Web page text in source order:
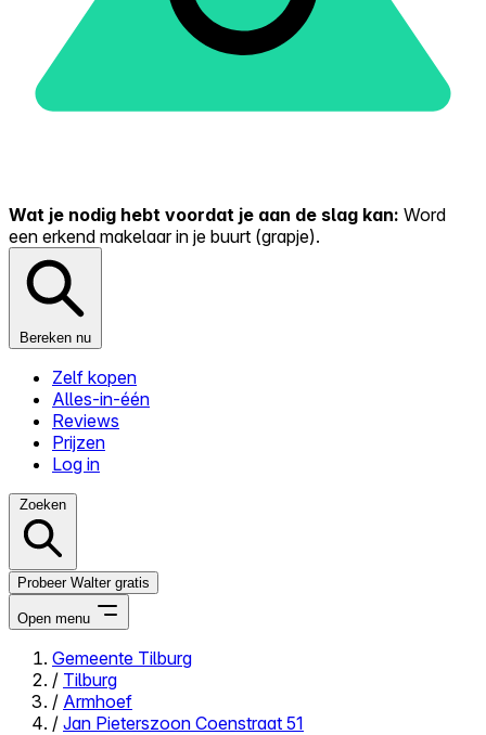
Wat je nodig hebt voordat je aan de slag kan: Word
een erkend makelaar in je buurt (grapje).
Bereken nu
Zelf kopen
Alles-in-één
Reviews
Prijzen
Log in
Zoeken
Probeer Walter gratis
Open menu
Close menu
Gemeente Tilburg
/ Tilburg
/ Armhoef
/ Jan Pieterszoon Coenstraat 51